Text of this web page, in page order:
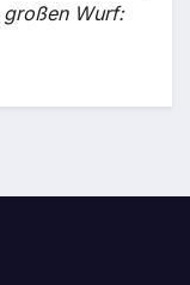
großen Wurf: